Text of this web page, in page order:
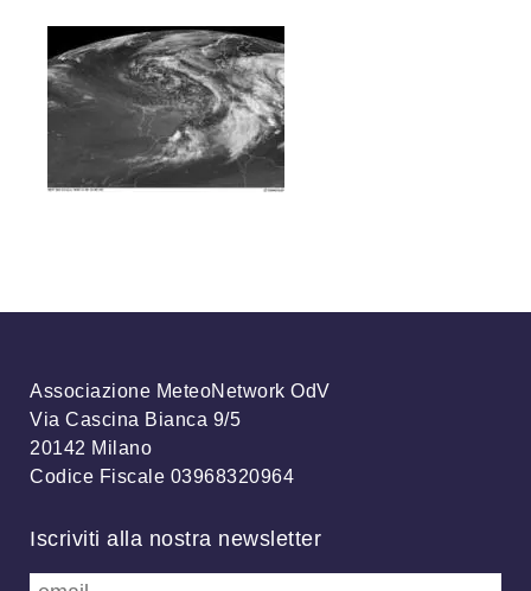
Associazione MeteoNetwork OdV
Via Cascina Bianca 9/5
20142 Milano
Codice Fiscale 03968320964
Iscriviti alla nostra newsletter